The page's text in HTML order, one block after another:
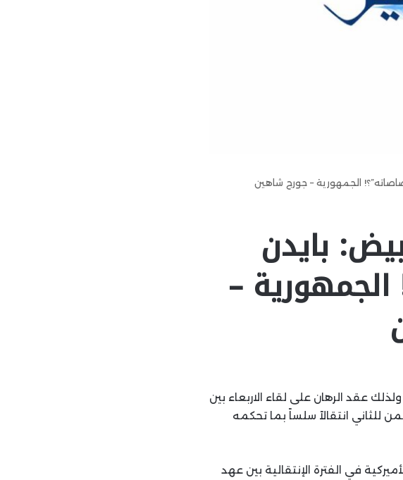
الجمهورية – جورج شاهين
بايدن
–
عقد الرهان على لقاء الاربعاء بين
للثاني انتقالاً سلساً بما تحكمه
في الفترة الإنتقالية بين عهد